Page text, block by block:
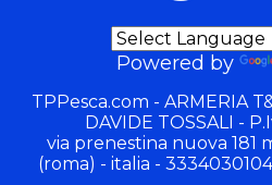
Powered by
TPPesca.com - ARMERIA
DAVIDE TOSSALI -
via prenestina nuova 181
(roma) - italia -